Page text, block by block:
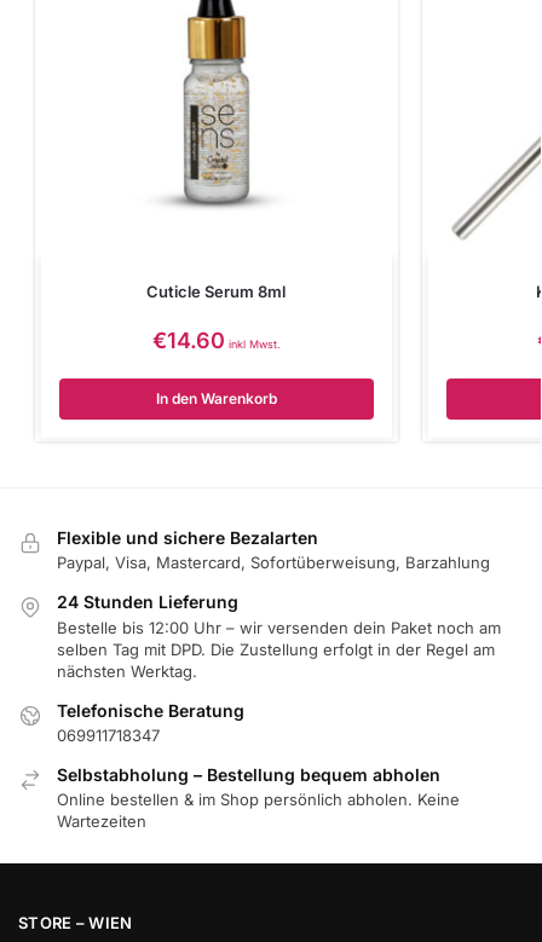
Cuticle Serum 8ml
€14.60 inkl Mwst.
In den Warenkorb
Flexible und sichere Bezalarten
Paypal, Visa, Mastercard, Sofortüberweisung, Barzahlung
24 Stunden Lieferung
Bestelle bis 12:00 Uhr – wir versenden dein Paket noch am
selben Tag mit DPD. Die Zustellung erfolgt in der Regel am
nächsten Werktag.
Telefonische Beratung
069911718347
Selbstabholung – Bestellung bequem abholen
Online bestellen & im Shop persönlich abholen. Keine
Wartezeiten
STORE – WIEN